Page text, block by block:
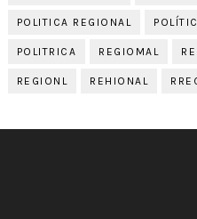
POLITICA REGIONAL
POLITRICA REGIOMAL
REGIONL REHIONAL